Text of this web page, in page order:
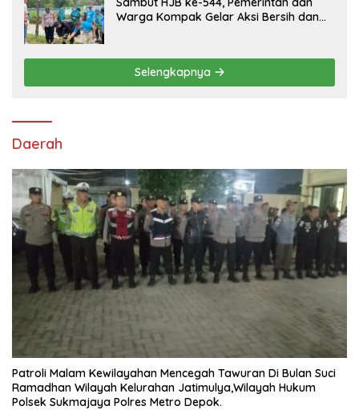
Warga Kompak Gelar Aksi Bersih dan
Selengkapnya
Daerah
Patroli Malam Kewilayahan Mencegah Tawuran Di Bulan Suci
Ramadhan Wilayah Kelurahan Jatimulya,Wilayah Hukum
Polsek Sukmajaya Polres Metro Depok.